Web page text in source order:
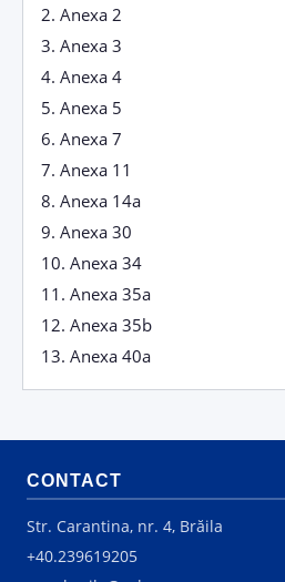
2. Anexa 2
3. Anexa 3
4. Anexa 4
5. Anexa 5
6. Anexa 7
7. Anexa 11
8. Anexa 14a
9. Anexa 30
10. Anexa 34
11. Anexa 35a
12. Anexa 35b
13. Anexa 40a
CONTACT
Str. Carantina, nr. 4, Brăila
+40.239619205